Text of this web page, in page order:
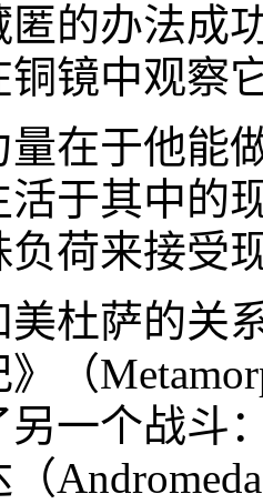
匿的办法成
铜镜中观察
量在于他能
活于其中的
负荷来接受
美杜萨的关
（
另一个战斗
（